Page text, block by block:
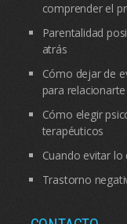
comprender el
Parentalidad
atrás
Cómo dejar de
para
Cómo elegir
terapéuticos
Cuando evitar
Trastorno